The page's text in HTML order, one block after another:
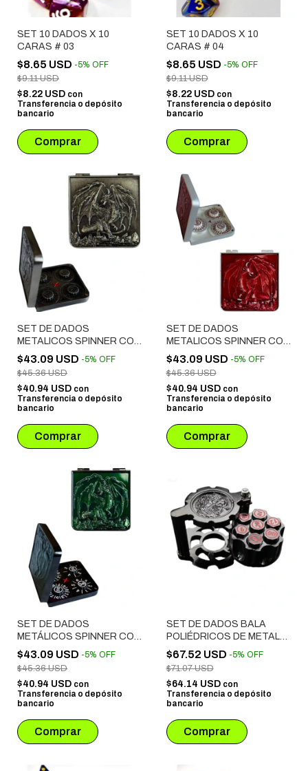
SET 10 DADOS X 10
CARAS # 03
$8.65 USD -5% OFF
$9.11 USD
$8.22 USD con
Transferencia o depósito
bancario
SET 10 DADOS X 10
CARAS # 04
$8.65 USD -5% OFF
$9.11 USD
$8.22 USD con
Transferencia o depósito
bancario
SET DE DADOS
METALICOS SPINNER CON
ESTUCHE SIMIL CUERO #
04 PLATEADO
$43.09 USD -5% OFF
$45.36 USD
$40.94 USD con
Transferencia o depósito
bancario
SET DE DADOS
METALICOS SPINNER CON
ESTUCHE SIMIL CUERO #
05 ROJO
$43.09 USD -5% OFF
$45.36 USD
$40.94 USD con
Transferencia o depósito
bancario
SET DE DADOS
METÁLICOS SPINNER CON
ESTUCHE SÍMIL CUERO #
02 VERDE OSCURO
$43.09 USD -5% OFF
$45.36 USD
$40.94 USD con
Transferencia o depósito
bancario
SET DE DADOS BALA
POLIÉDRICOS DE METAL
CON CONTENEDOR DE
CILINDRO GIRATORIO
NEGRO
$67.52 USD -5% OFF
$71.07 USD
$64.14 USD con
Transferencia o depósito
bancario